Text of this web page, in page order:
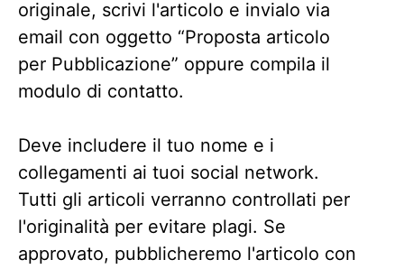
originale, scrivi l'articolo e invialo via
email con oggetto “Proposta articolo
per Pubblicazione” oppure compila il
modulo di contatto.
Deve includere il tuo nome e i
collegamenti ai tuoi social network.
Tutti gli articoli verranno controllati per
l'originalità per evitare plagi. Se
approvato, pubblicheremo l'articolo con